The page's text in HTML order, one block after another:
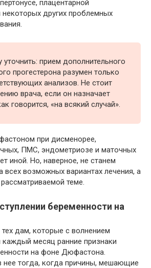
плацентарной
некоторых других проблемных
уточнить: прием дополнительного
прогестерона разумен только
анализов. Не стоит
врача, если он назначает
говорится, «на всякий случай».
при дисменорее,
ПМС, эндометриозе и маточных
иной. Но, наверное, не станем
всех возможных вариантах лечения, а
теме.
беременности на
дам, которые с волнением
месяц ранние признаки
на фоне Дюфастона.
нее тогда, когда причины, мешающие